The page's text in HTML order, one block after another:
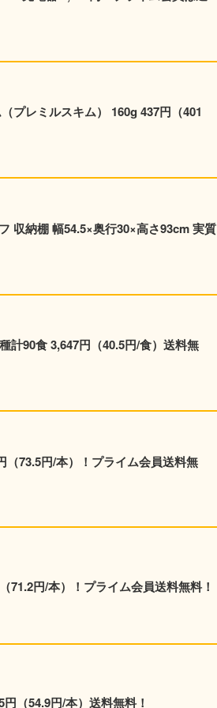
プレミルスキム） 160g 437円（401
収納棚 幅54.5×奥行30×高さ93cm 実質
計90食 3,647円（40.5円/食）送料無
73.5円/本）！プライム会員送料無
71.2円/本）！プライム会員送料無料！
（54.9円/本）送料無料！